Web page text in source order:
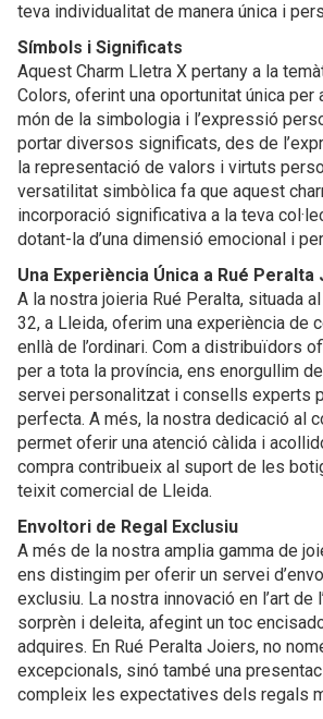
teva individualitat de manera única i
Símbols i Significats
Aquest Charm Lletra X pertany a la
Colors, oferint una oportunitat única per
món de la simbologia i l’expressió
portar diversos significats, des de
la representació de valors i virtuts
versatilitat simbòlica fa que aquest
incorporació significativa a la teva
dotant-la d’una dimensió emocional i
Una Experiència Única a Rué Peralta
A la nostra joieria Rué Peralta, situada
32, a Lleida, oferim una experiència de
enllà de l’ordinari. Com a distribuïdors
per a tota la província, ens enorgullim
servei personalitzat i consells experts
perfecta. A més, la nostra dedicació al
permet oferir una atenció càlida i
compra contribueix al suport de les
teixit comercial de Lleida.
Envoltori de Regal Exclusiu
A més de la nostra amplia gamma de
ens distingim per oferir un servei
exclusiu. La nostra innovació en l’art de
sorprèn i deleita, afegint un toc
adquires. En Rué Peralta Joiers, no
excepcionals, sinó també una
compleix les expectatives dels regals